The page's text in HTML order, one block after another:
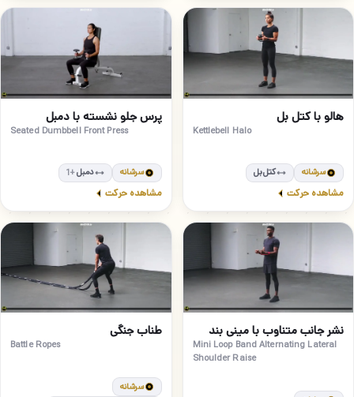
25
هالو با کتل بل
Kettlebell Halo
سرشانه کتل‌بل
مشاهده حرکت
پرس جلو نشسته با دمبل
Seated Dumbbell Front Press
سرشانه دمبل +1
مشاهده حرکت
27 مبتدی
نشر جانب متناوب با مینی بند
Mini Loop Band Alternating Lateral
Shoulder Raise
28متوسط
طناب جنگی
Battle Ropes
سرشانه